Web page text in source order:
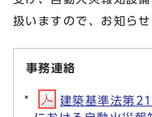
扱いますので、お知らせ
事務連絡
建築基準法第